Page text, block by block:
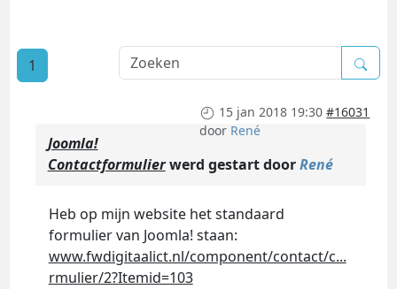
1
15 jan 2018 19:30 #16031
door René
Joomla!
Contactformulierwerd gestart doorRené
Heb op mijn website het standaard
formulier van Joomla! staan:
www.fwdigitaalict.nl/component/contact/c...
rmulier/2?Itemid=103